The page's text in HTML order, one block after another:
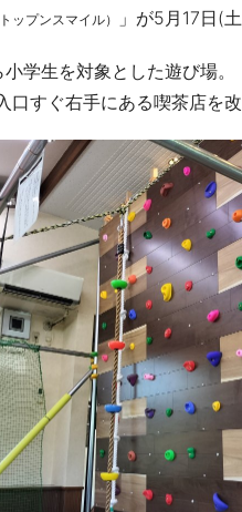
トップンスマイル） 」が5月17日(
学生を対象とした遊び場。
口すぐ右手にある喫茶店を改